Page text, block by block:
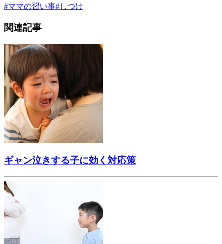
#ママの習い事#しつけ
関連記事
ギャン泣きする子に効く対応策